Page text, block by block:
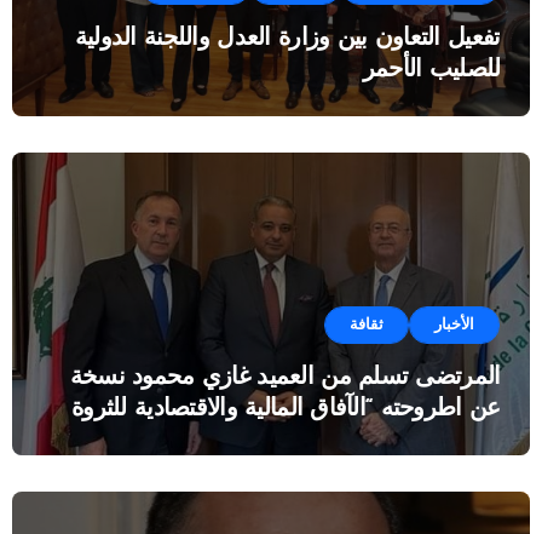
تفعيل التعاون بين وزارة العدل واللجنة الدولية
للصليب الأحمر
الأخبار ثقافة
المرتضى تسلم من العميد غازي محمود نسخة
عن اطروحته “الآفاق المالية والاقتصادية للثروة